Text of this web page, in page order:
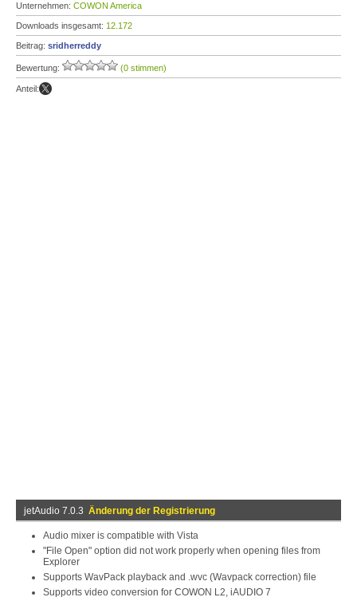
Unternehmen: COWON America
Downloads insgesamt: 12.172
Beitrag: sridherreddy
Bewertung: (0 stimmen)
Anteil:
jetAudio 7.0.3 Änderung der Registrierung
Audio mixer is compatible with Vista
"File Open" option did not work properly when opening files from
Explorer
Supports WavPack playback and .wvc (Wavpack correction) file
Supports video conversion for COWON L2, iAUDIO 7